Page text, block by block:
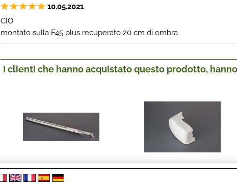
10.05.2021
CIO
montato sulla F45 plus recuperato 20 cm di ombra
I clienti che hanno acquistato questo prodotto,
BRACCIO DX F45I 300-
400 EXT.250 07
KIT CUFFIA SX F45I